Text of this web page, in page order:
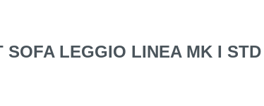
SOFA LEGGIO LINEA MK I STD